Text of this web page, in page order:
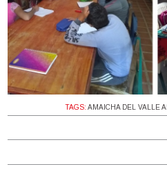
TAGS: AMAICHA DEL VALLE